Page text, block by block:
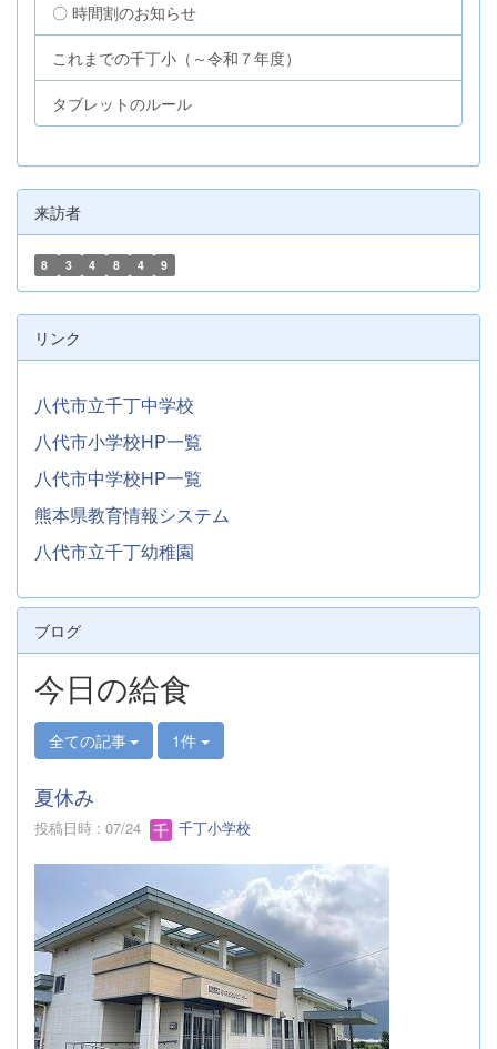
〇 時間割のお知らせ
これまでの千丁小（～令和７年度）
タブレットのルール
来訪者
8 3 4 8 4 9
リンク
八代市立千丁中学校
八代市小学校HP一覧
八代市中学校HP一覧
熊本県教育情報システム
八代市立千丁幼稚園
ブログ
今日の給食
全ての記事 1件
夏休み
投稿日時 : 07/24 千丁小学校